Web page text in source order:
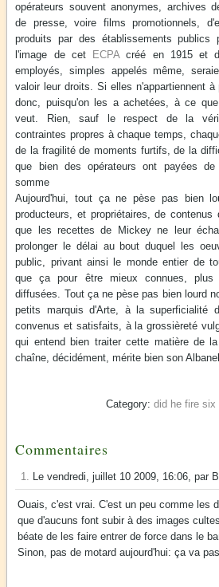
opérateurs souvent anonymes, archives
de presse, voire films promotionnels,
produits par des établissements
l'image de cet
ECPAcréé en 1915 et
employés, simples appelés même,
valoir leur droits. Si elles n'appartiennent à
donc, puisqu'on les a achetées, à ce
veut. Rien, sauf le respect de la
contraintes propres à chaque temps,
de la fragilité de moments furtifs, de la
que bien des opérateurs ont payées
somme
Aujourd'hui, tout ça ne pèse pas bien
producteurs, et propriétaires, de contenus
que les recettes de Mickey ne leur
prolonger le délai au bout duquel les
public, privant ainsi le monde entier de
que ça pour être mieux connues, plus
diffusées. Tout ça ne pèse pas bien lourd
petits marquis d'Arte, à la superficialité
convenus et satisfaits, à la grossièreté
qui entend bien traiter cette matière de
chaîne, décidément, mérite bien son
did he fire six
Commentaires
1. Le vendredi, juillet 10 2009, 16:06, par
Ouais, c'est vrai. C'est un peu comme les
que d'aucuns font subir à des images
béate de les faire entrer de force dans le
Sinon, pas de motard aujourd'hui: ça va